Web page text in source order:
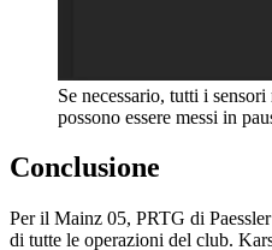
Se necessario, tutti i
possono essere messi in
Conclusione
Per il Mainz 05, PRTG di
di tutte le operazioni del club.